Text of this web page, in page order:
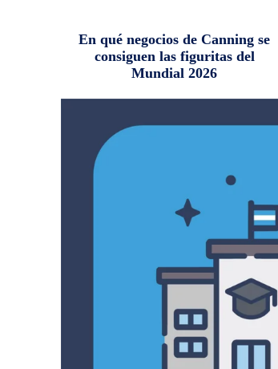
En qué negocios de Canning se
consiguen las figuritas del
Mundial 2026